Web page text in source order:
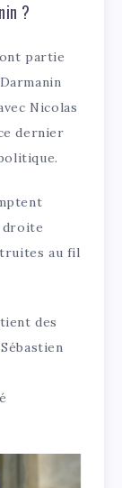
?
partie
Nicolas
dernier
droite
au fil
des